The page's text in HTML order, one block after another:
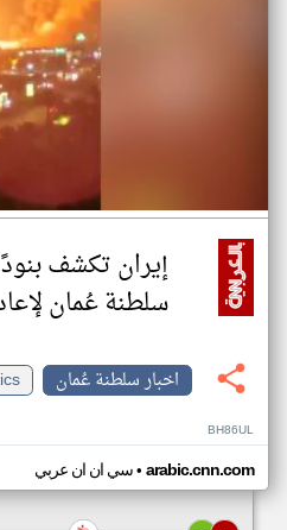
إيران تكشف
سلطنة عُمان
اخبار سلطنة عُمان
BH86UL
سي ان ان عربي• arabic.cnn.com